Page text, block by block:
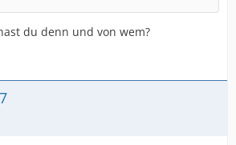
du denn und von wem?